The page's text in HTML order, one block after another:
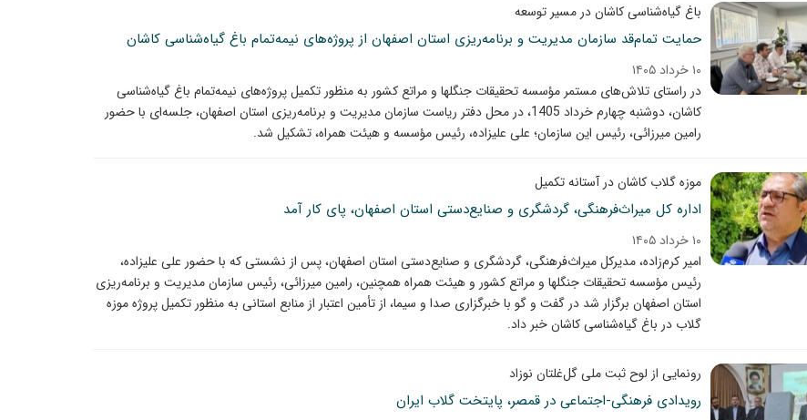
باغ گیاه‌شناسی کاشان در مسیر توسعه
حمایت تمام‌قد سازمان مدیریت و برنامه‌ریزی استان اصفهان از پروژه‌های نیمه‌تمام باغ گیاه‌شناسی کاشان
۱۰ خرداد ۱۴۰۵
در راستای تلاش‌های مستمر مؤسسه تحقیقات جنگلها و مراتع کشور به منظور تکمیل پروژه‌های نیمه‌تمام باغ گیاه‌شناسی
کاشان، دوشنبه چهارم خرداد 1405، در محل دفتر ریاست سازمان مدیریت و برنامه‌ریزی استان اصفهان، جلسه‌ای با حضور
رامین میرزائی، رئیس این سازمان؛ علی علیزاده، رئیس مؤسسه و هیئت همراه، تشکیل شد.
موزه گلاب کاشان در آستانه تکمیل
اداره کل میراث‌فرهنگی، گردشگری و صنایع‌دستی استان اصفهان، پای کار آمد
۱۰ خرداد ۱۴۰۵
امیر کرم‌زاده، مدیرکل میراث‌فرهنگی، گردشگری و صنایع‌دستی استان اصفهان، پس از نشستی که با حضور علی علیزاده،
رئیس مؤسسه تحقیقات جنگلها و مراتع کشور و هیئت همراه همچنین، رامین میرزائی، رئیس سازمان مدیریت و برنامه‌ریزی
استان اصفهان برگزار شد در گفت و گو با خبرگزاری صدا و سیما، از تأمین اعتبار از منابع استانی به منظور تکمیل پروژه موزه
گلاب در باغ گیاه‌شناسی کاشان خبر داد.
رونمایی از لوح ثبت ملی گل‌غلتان نوزاد
رویدادی فرهنگی-اجتماعی در قمصر، پایتخت گلاب ایران